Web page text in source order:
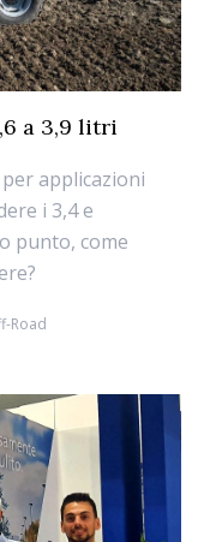
a 3,9 litri
applicazioni
i 3,4 e
punto, come
Road